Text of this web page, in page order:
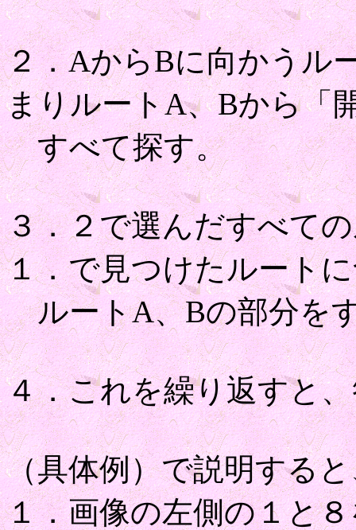
２．AからBに向かうル
まりルートA、Bから「
すべて探す。
３．２で選んだすべて
１．で見つけたルート
ルートA、Bの部分を
４．これを繰り返すと
（具体例）で説明する
１．画像の左側の１と